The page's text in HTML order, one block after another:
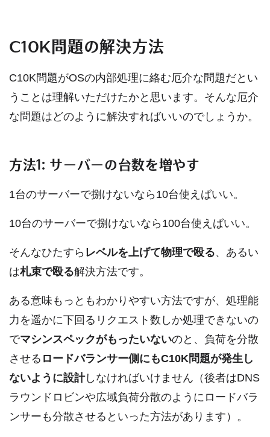
C10K問題の解決方法
C10K問題がOSの内部処理に絡む厄介な問題だとい
うことは理解いただけたかと思います。そんな厄介
な問題はどのように解決すればいいのでしょうか。
方法1: サーバーの台数を増やす
1台のサーバーで捌けないなら10台使えばいい。
10台のサーバーで捌けないなら100台使えばいい。
そんなひたすら レベルを上げて物理で殴る、あるい
は札束で殴る解決方法です。
ある意味もっともわかりやすい方法ですが、処理能
力を遥かに下回るリクエスト数しか処理できないの
でマシンスペックがもったいないのと、負荷を分散
させる ロードバランサー側にもC10K問題が発生し
ないように設計しなければいけません（後者はDNS
ラウンドロビンや広域負荷分散のようにロードバラ
ンサーも分散させるといった方法があります）。